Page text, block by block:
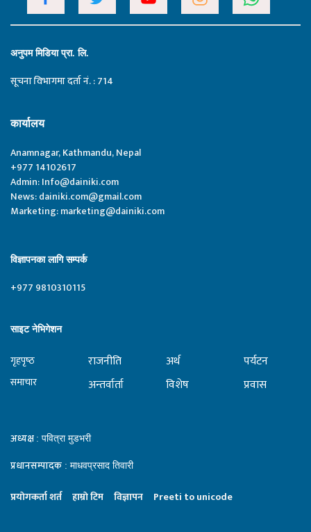
अनुपम मिडिया प्रा. लि.
सूचना विभागमा दर्ता नं. : 714
कार्यालय
Anamnagar, Kathmandu, Nepal
+977 14102617
Admin:Info@dainiki.com
News:dainiki.com@gmail.com
Marketing:marketing@dainiki.com
विज्ञापनका लागि सम्पर्क
+977 9810310115
साइट नेभिगेशन
गृहपृष्‍ठ
समाचार
राजनीति
अन्तर्वार्ता
अर्थ
विशेष
पर्यटन
प्रवास
अध्यक्ष : पवित्रा मुडभरी
प्रधानसम्पादक : माधवप्रसाद तिवारी
प्रयाेगकर्ता शर्त हाम्राे टिम विज्ञापन Preeti to unicode